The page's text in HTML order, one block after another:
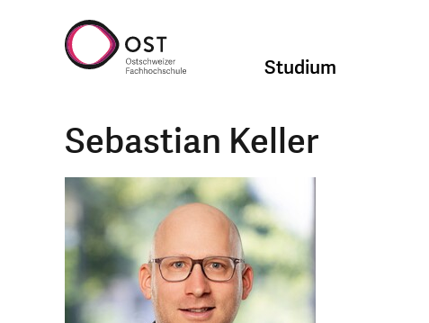
Studium
Sebastian Keller